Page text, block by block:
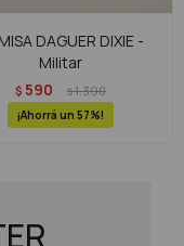
DAGUER DIXIE -
Militar
$ 590 $1.390
57